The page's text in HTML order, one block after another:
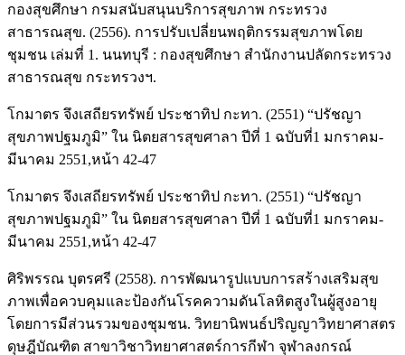
กองสุขศึกษา กรมสนับสนุนบริการสุขภาพ กระทรวง
สาธารณสุข. (2556). การปรับเปลี่ยนพฤติกรรมสุขภาพโดย
ชุมชน เล่มที่ 1. นนทบุรี : กองสุขศึกษา สำนักงานปลัดกระทรวง
สาธารณสุข กระทรวงฯ.
โกมาตร จึงเสถียรทรัพย์ ประชาทิป กะทา. (2551) “ปรัชญา
สุขภาพปฐมภูมิ” ใน นิตยสารสุขศาลา ปีที่ 1 ฉบับที่1 มกราคม-
มีนาคม 2551,หน้า 42-47
โกมาตร จึงเสถียรทรัพย์ ประชาทิป กะทา. (2551) “ปรัชญา
สุขภาพปฐมภูมิ” ใน นิตยสารสุขศาลา ปีที่ 1 ฉบับที่1 มกราคม-
มีนาคม 2551,หน้า 42-47
ศิริพรรณ บุตรศรี (2558). การพัฒนารูปแบบการสร้างเสริมสุข
ภาพเพื่อควบคุมและป้องกันโรคความดันโลหิตสูงในผู้สูงอายุ
โดยการมีส่วนรวมของชุมชน. วิทยานิพนธ์ปริญญาวิทยาศาสตร
ดุษฎีบัณฑิต สาขาวิชาวิทยาศาสตร์การกีฬา จุฬาลงกรณ์